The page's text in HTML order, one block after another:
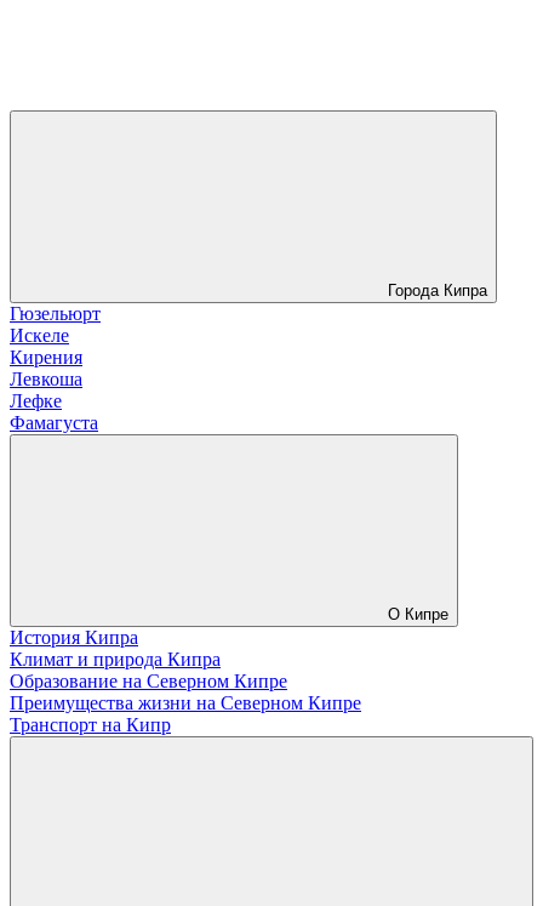
Города Кипра
Гюзельюрт
Искеле
Кирения
Левкоша
Лефке
Фамагуста
О Кипре
История Кипра
Климат и природа Кипра
Образование на Северном Кипре
Преимущества жизни на Северном Кипре
Транспорт на Кипр